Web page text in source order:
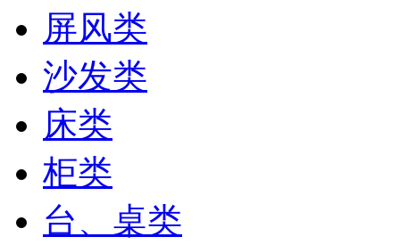
屏风类
沙发类
床类
柜类
台、桌类